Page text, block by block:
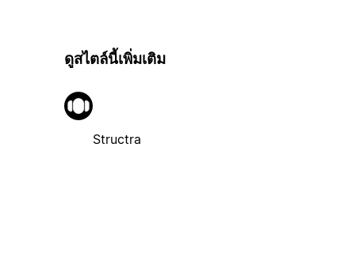
ดูสไตล์นี้เพิ่มเติม
Structra